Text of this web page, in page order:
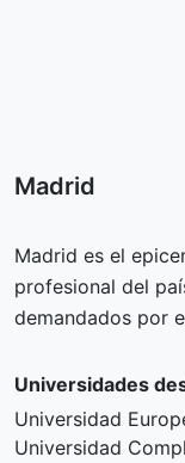
Madrid
Madrid es el
profesional del
demandados por
Universidades
Universidad
Universidad